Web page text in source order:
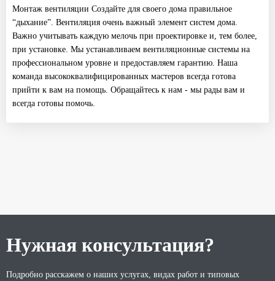
Монтаж вентиляции Создайте для своего дома правильное
“дыхание”. Вентиляция очень важный элемент систем дома.
Важно учитывать каждую мелочь при проектировке и, тем более,
при установке. Мы устанавливаем вентиляционные системы на
профессиональном уровне и предоставляем гарантию. Наша
команда высококвалифицированных мастеров всегда готова
прийти к вам на помощь. Обращайтесь к нам - мы рады вам и
всегда готовы помочь.
Нужная консультация?
Подробно расскажем о наших услугах, видах работ и типовых